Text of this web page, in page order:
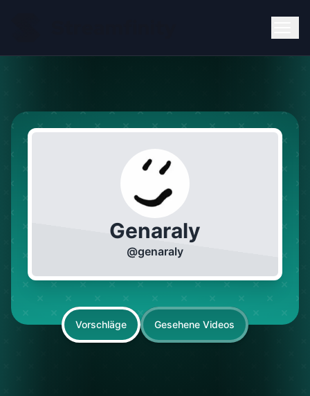
Genaraly
@genaraly
Vorschläge Gesehene Videos